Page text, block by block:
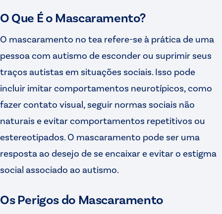
O Que É o Mascaramento?
O mascaramento no tea refere-se à prática de uma
pessoa com autismo de esconder ou suprimir seus
traços autistas em situações sociais. Isso pode
incluir imitar comportamentos neurotípicos, como
fazer contato visual, seguir normas sociais não
naturais e evitar comportamentos repetitivos ou
estereotipados. O mascaramento pode ser uma
resposta ao desejo de se encaixar e evitar o estigma
social associado ao autismo.
Os Perigos do Mascaramento